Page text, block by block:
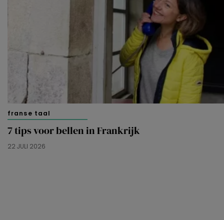
franse taal
7 tips voor bellen in Frankrijk
22 JULI 2026